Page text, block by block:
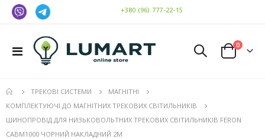
+380 (96) 777-22-15
Toggle
Cart
0
ТРЕКОВІ СИСТЕМИ
МАГНІТНІ
КОМПЛЕКТУЮЧІ ДО МАГНІТНИХ ТРЕКОВИХ СВІТИЛЬНИКІВ
ШИНОПРОВІД ДЛЯ НИЗЬКОВОЛЬТНИХ ТРЕКОВИХ СВІТИЛЬНИКІВ FERON
CABM1000 ЧОРНИЙ НАКЛАДНИЙ 2М